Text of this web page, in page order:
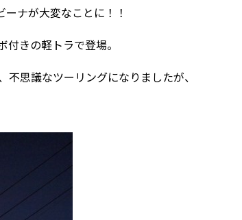
ナが大変なことに！！
きの軽トラで登場。
思議なツーリングになりましたが、